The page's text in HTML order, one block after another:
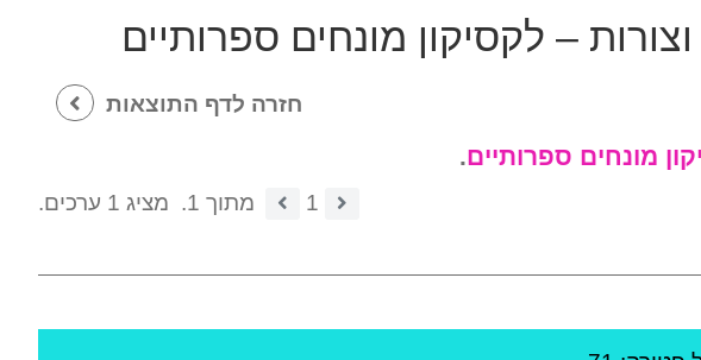
– לקסיקון מונחים ספרותיים
חזרה לדף התוצאות
מונחים ספרותיים.
1 מתוך 1.
מציג 1 ערכים.